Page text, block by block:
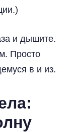
и дышите.
Просто
в и из.